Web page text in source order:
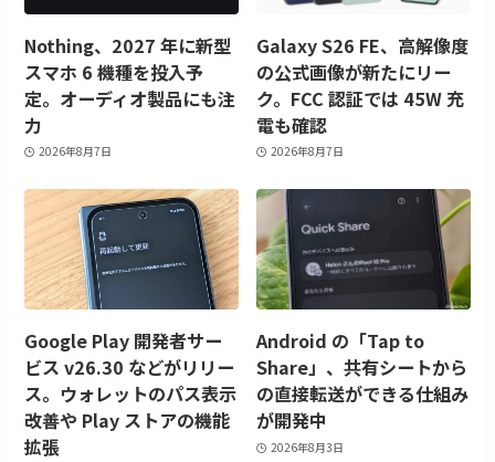
Nothing、2027 年に新型
スマホ 6 機種を投入予
定。オーディオ製品にも注
力
2026年8月7日
Galaxy S26 FE、高解像度
の公式画像が新たにリー
ク。FCC 認証では 45W 充
電も確認
2026年8月7日
Google Play 開発者サー
ビス v26.30 などがリリー
ス。ウォレットのパス表示
改善や Play ストアの機能
拡張
Android の「Tap to
Share」、共有シートから
の直接転送ができる仕組み
が開発中
2026年8月3日